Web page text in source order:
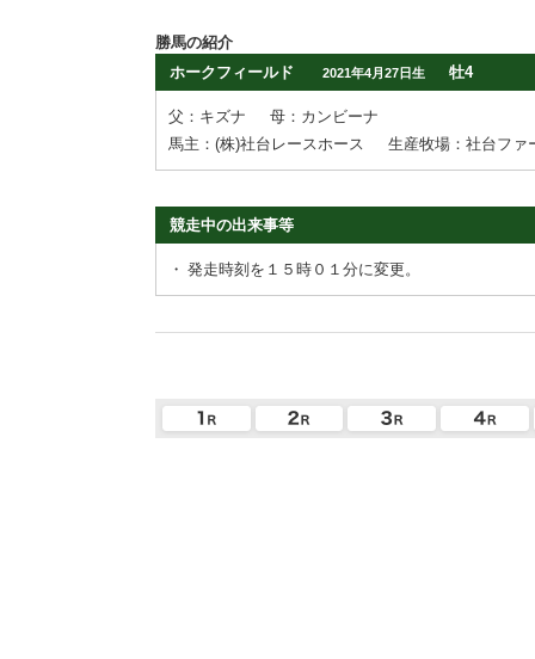
勝馬の紹介
ホークフィールド
2021年4月27日生 牡4
父：キズナ
母：カンビーナ
馬主：(株)社台レースホース
生産牧場：社台ファ
競走中の出来事等
・ 発走時刻を１５時０１分に変更。